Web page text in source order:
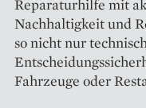
Reparaturhilfe mit
Nachhaltigkeit und
so nicht nur
Fahrzeuge oder